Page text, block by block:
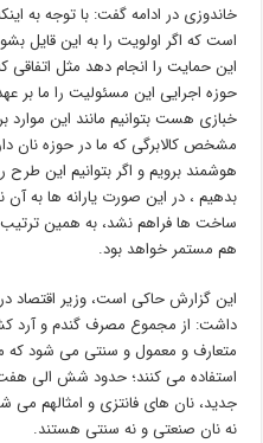
است که اگر اولویت را به این قایل
این حمایت را انجام دهد مثل اتفاقی
حوزه اجرایی این مسئولیت را ما بر
خبازی هست بتوانیم مانند این
مشخص کالابرگی که ما در حوزه نان
هوشمند برویم و اگر بتوانیم این
بدهیم ، در این صورت یارانه ها به
ساخت ها فراهم نشد، به همین
هم مستمر خواهد بود.
این گزارش حاکی است، وزیر اقتصاد
متعارف و معمول و سنتی می شود که
استفاده می کنند؛ حدود شش الی
جدید، نان های فانتزی و امثالهم
نه نان صنعتی و نه سنتی هستند.